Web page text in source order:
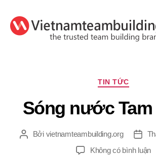
Chuyên
TIN TỨC
Sóng nước Tam
TácBởi vietnamteambuilding.org
Ngày
đăng
Không có bình luậnở